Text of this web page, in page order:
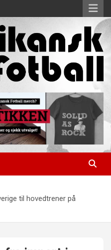
til hovedtrener på